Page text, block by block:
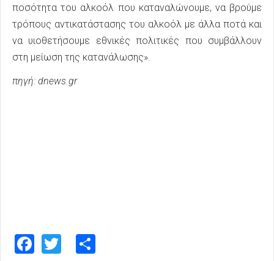
ποσότητα του αλκοόλ που καταναλώνουμε, να βρούμε
τρόπους αντικατάστασης του αλκοόλ με άλλα ποτά και
να υιοθετήσουμε εθνικές πολιτικές που συμβάλλουν
στη μείωση της κατανάλωσης».
πηγή: dnews.gr
Facebook
Twitter